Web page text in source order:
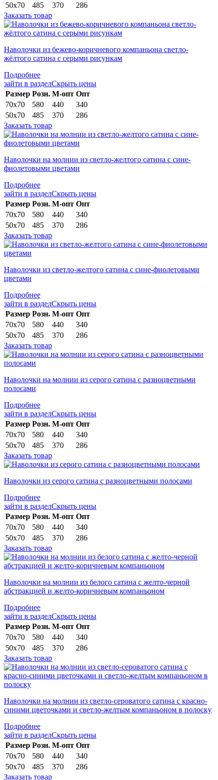
50х70
485 370
286
Заказать товар
Наволочки из бежево-коричневого компаньона светло-
жёлтого сатина с серыми рисункам
Подробнее
зайти в разделСкрыть цены
Раз­мер Розн. М-опт Опт
70х70
580 440
340
50х70
485 370
286
Заказать товар
Наволочки на молнии из светло-желтого сатина с сине-
фиолетовыми цветами
Подробнее
зайти в разделСкрыть цены
Раз­мер Розн. М-опт Опт
70х70
580 440
340
50х70
485 370
286
Заказать товар
Наволочки из светло-желтого сатина с сине-фиолетовыми
цветами
Подробнее
зайти в разделСкрыть цены
Раз­мер Розн. М-опт Опт
70х70
580 440
340
50х70
485 370
286
Заказать товар
Наволочки на молнии из серого сатина с разноцветными
полосами
Подробнее
зайти в разделСкрыть цены
Раз­мер Розн. М-опт Опт
70х70
580 440
340
50х70
485 370
286
Заказать товар
Наволочки из серого сатина с разноцветными полосами
Подробнее
зайти в разделСкрыть цены
Раз­мер Розн. М-опт Опт
70х70
580 440
340
50х70
485 370
286
Заказать товар
Наволочки на молнии из белого сатина с желто-черной
абстракцией и желто-коричневым компаньоном
Подробнее
зайти в разделСкрыть цены
Раз­мер Розн. М-опт Опт
70х70
580 440
340
50х70
485 370
286
Заказать товар
Наволочки на молнии из светло-сероватого сатина с красно-
синими цветочками и светло-желтым компаньоном в полоску
Подробнее
зайти в разделСкрыть цены
Раз­мер Розн. М-опт Опт
70х70
580 440
340
50х70
485 370
286
Заказать товар